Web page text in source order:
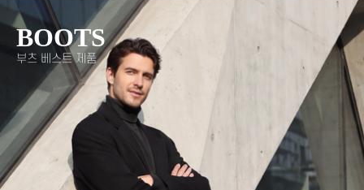
BOOTS
부츠 베스트 제품